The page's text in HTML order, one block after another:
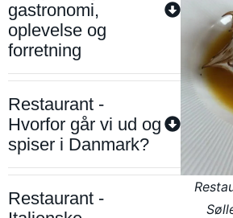
gastronomi,
oplevelse og
forretning
Restaurant -
Hvorfor går vi ud og
spiser i Danmark?
Restaurant -